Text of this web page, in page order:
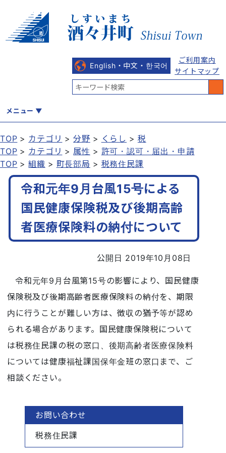
English・中文・한국어
ご利用案内
サイトマップ
メニュー
くらし 健康・福祉 教育・文化 観光・魅力 産業・しごと
行政 まちづくり
TOP カテゴリ 分野 くらし
税
TOP
カテゴリ 属性
許可・認可・届出・申請
TOP
組織 町長部局 税務住民課
令和元年9月台風15号による
国民健康保険税及び後期高齢
者医療保険料の納付について
公開日 2019年10月08日
令和元年9月台風第15号の影響により、国民健康
保険税及び後期高齢者医療保険料の納付を、期限
内に行うことが難しい方は、徴収の猶予等が認め
られる場合があります。国民健康保険税について
は税務住民課の税の窓口、後期高齢者医療保険料
については健康福祉課国保年金班の窓口まで、ご
相談ください。
お問い合わせ
税務住民課